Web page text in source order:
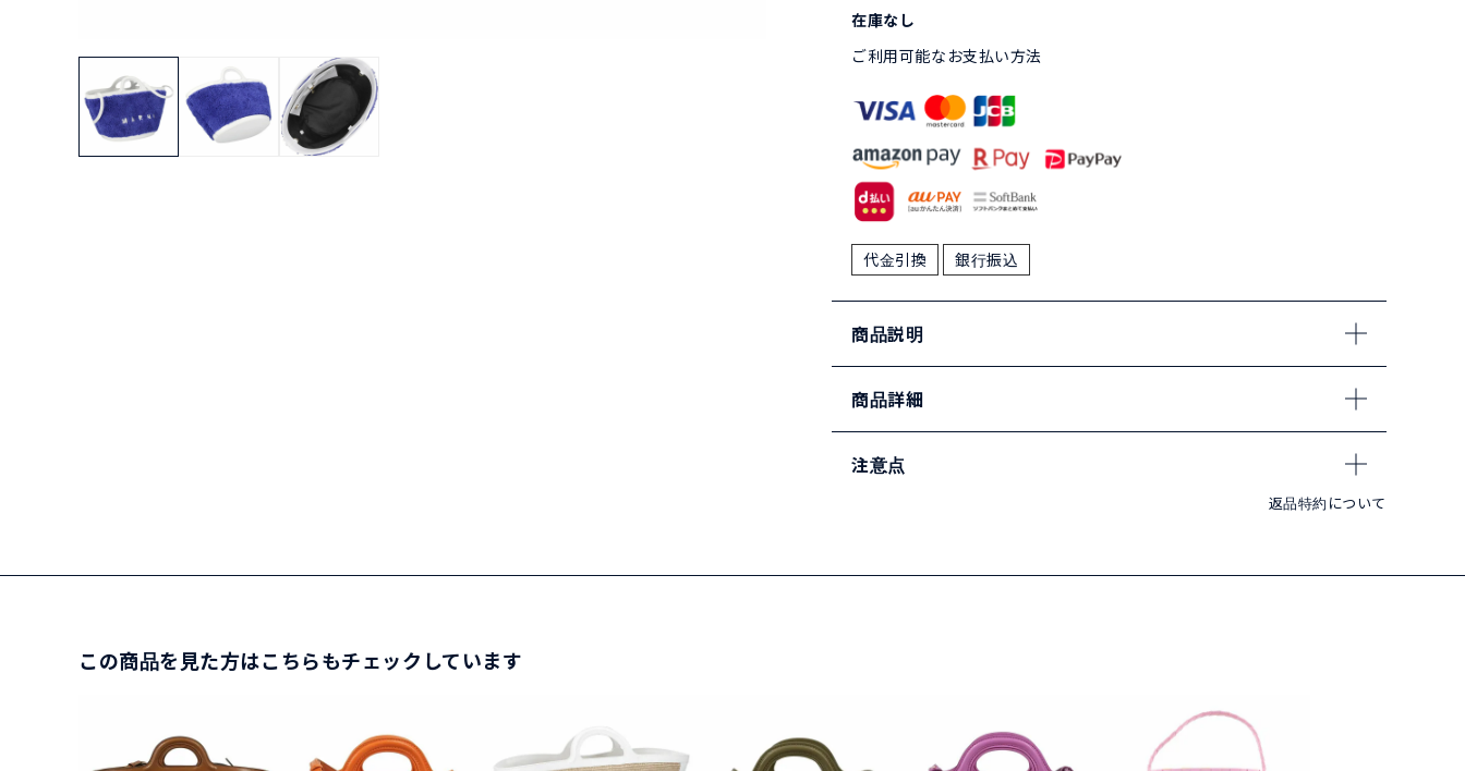
在庫なし
ご利用可能なお支払い方法
代金引換 銀行振込
商品説明
商品詳細
注意点
返品特約について
この商品を見た方はこちらもチェックしています